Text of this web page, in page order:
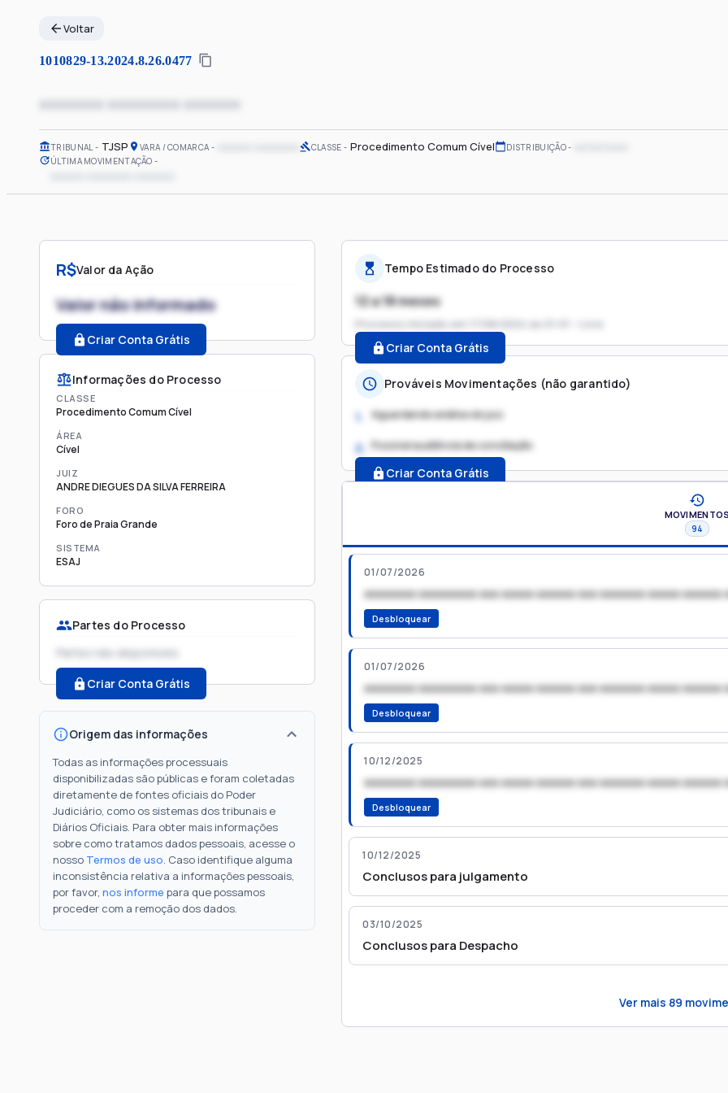
Voltar
1010829-13.2024.8.26.0477
xxxxxxxx xxxxxxxxx xxxxxxx
TRIBUNAL TJSP VARA / COMARCA CLASSE Procedimento Comum Cível DISTRIBUIÇÃO
ÚLTIMA MOVIMENTAÇÃO
R$Valor da Ação
Valor não informado
Criar Conta Grátis
Informações do Processo
CLASSE
Procedimento Comum Cível
ÁREA
Cível
JUIZ
ANDRE DIEGUES DA SILVA FERREIRA
FORO
Foro de Praia Grande
SISTEMA
ESAJ
Partes do Processo
Partes não disponíveis
Criar Conta Grátis
Origem das informações
Todas as informações processuais
disponibilizadas são públicas e foram coletadas
diretamente de fontes oficiais do Poder
Judiciário, como os sistemas dos tribunais e
Diários Oficiais. Para obter mais informações
sobre como tratamos dados pessoais, acesse o
nosso Termos de uso. Caso identifique alguma
inconsistência relativa a informações pessoais,
por favor, nos informe para que possamos
proceder com a remoção dos dados.
Tempo Estimado do Processo
12 a 18 meses
Processo iniciado em 17/06/2024 às 01:01 - Livre
Criar Conta Grátis
Prováveis Movimentações (não garantido)
1. Aguardando análise do juiz
2. Possível audiência de conciliação
Criar Conta Grátis
MOVIMENTOS
94
01/07/2026
xxxxxxxx xxxxxxxxx xxx xxxxx xxxxxx xxx xxxxxxx xxxxx xxxxxx
Desbloquear
01/07/2026
xxxxxxxx xxxxxxxxx xxx xxxxx xxxxxx xxx xxxxxxx xxxxx xxxxxx
Desbloquear
10/12/2025
xxxxxxxx xxxxxxxxx xxx xxxxx xxxxxx xxx xxxxxxx xxxxx xxxxxx
Desbloquear
10/12/2025
Conclusos para julgamento
03/10/2025
Conclusos para Despacho
Ver mais 89